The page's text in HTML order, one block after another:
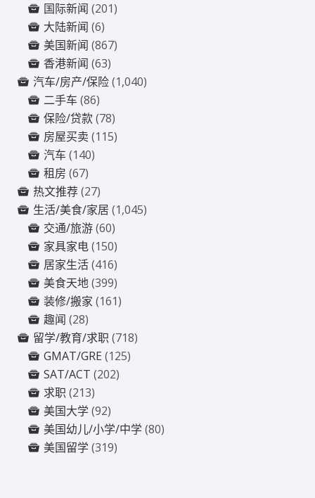
国际新闻 (201)
大陆新闻 (6)
美国新闻 (867)
香港新闻 (63)
汽车/房产/保险(1,040)
二手车 (86)
保险/贷款(78)
房屋买卖 (115)
汽车 (140)
租房 (67)
热文推荐(27)
生活/美食/家居 (1,045)
交通/旅游(60)
家具家电(150)
居家生活(416)
美食天地(399)
装修/搬家 (161)
趣闻 (28)
留学/教育/求职 (718)
GMAT/GRE (125)
SAT/ACT (202)
求职 (213)
美国大学(92)
美国幼儿/小学/中学(80)
美国留学(319)